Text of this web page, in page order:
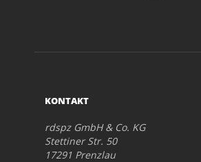
KONTAKT
rdspz GmbH & Co. KG
Stettiner Str. 50
17291 Prenzlau